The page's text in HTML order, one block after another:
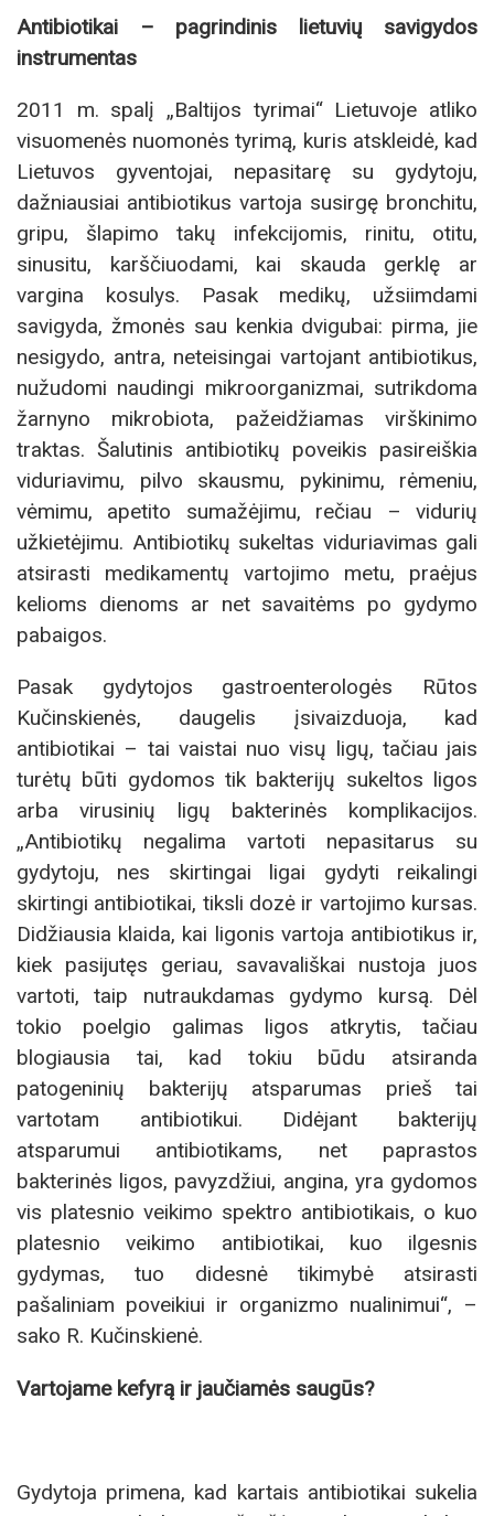
Antibiotikai – pagrindinis lietuvių savigydos
instrumentas
2011 m. spalį „Baltijos tyrimai“ Lietuvoje atliko
visuomenės nuomonės tyrimą, kuris atskleidė, kad
Lietuvos gyventojai, nepasitarę su gydytoju,
dažniausiai antibiotikus vartoja susirgę bronchitu,
gripu, šlapimo takų infekcijomis, rinitu, otitu,
sinusitu, karščiuodami, kai skauda gerklę ar
vargina kosulys. Pasak medikų, užsiimdami
savigyda, žmonės sau kenkia dvigubai: pirma, jie
nesigydo, antra, neteisingai vartojant antibiotikus,
nužudomi naudingi mikroorganizmai, sutrikdoma
žarnyno mikrobiota, pažeidžiamas virškinimo
traktas. Šalutinis antibiotikų poveikis pasireiškia
viduriavimu, pilvo skausmu, pykinimu, rėmeniu,
vėmimu, apetito sumažėjimu, rečiau – vidurių
užkietėjimu. Antibiotikų sukeltas viduriavimas gali
atsirasti medikamentų vartojimo metu, praėjus
kelioms dienoms ar net savaitėms po gydymo
pabaigos.
Pasak gydytojos gastroenterologės Rūtos
Kučinskienės, daugelis įsivaizduoja, kad
antibiotikai – tai vaistai nuo visų ligų, tačiau jais
turėtų būti gydomos tik bakterijų sukeltos ligos
arba virusinių ligų bakterinės komplikacijos.
„Antibiotikų negalima vartoti nepasitarus su
gydytoju, nes skirtingai ligai gydyti reikalingi
skirtingi antibiotikai, tiksli dozė ir vartojimo kursas.
Didžiausia klaida, kai ligonis vartoja antibiotikus ir,
kiek pasijutęs geriau, savavališkai nustoja juos
vartoti, taip nutraukdamas gydymo kursą. Dėl
tokio poelgio galimas ligos atkrytis, tačiau
blogiausia tai, kad tokiu būdu atsiranda
patogeninių bakterijų atsparumas prieš tai
vartotam antibiotikui. Didėjant bakterijų
atsparumui antibiotikams, net paprastos
bakterinės ligos, pavyzdžiui, angina, yra gydomos
vis platesnio veikimo spektro antibiotikais, o kuo
platesnio veikimo antibiotikai, kuo ilgesnis
gydymas, tuo didesnė tikimybė atsirasti
pašaliniam poveikiui ir organizmo nualinimui“, –
sako R. Kučinskienė.
Vartojame kefyrą ir jaučiamės saugūs?
Gydytoja primena, kad kartais antibiotikai sukelia